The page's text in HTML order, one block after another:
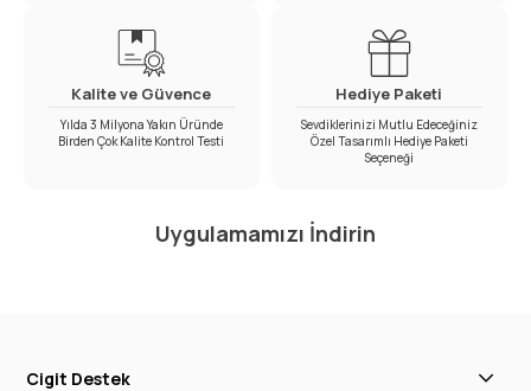
Kalite ve Güvence
Yılda 3 Milyona Yakın Üründe
Birden Çok Kalite Kontrol Testi
Hediye Paketi
Sevdiklerinizi Mutlu Edeceğiniz
Özel Tasarımlı Hediye Paketi
Seçeneği
Uygulamamızı İndirin
Cigit Destek